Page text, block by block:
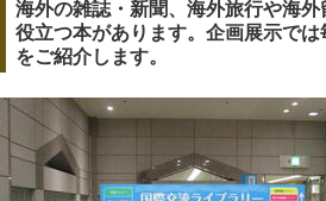
海外の雑誌・新聞、海外旅行や海
役立つ本があります。企画展示で
をご紹介します。